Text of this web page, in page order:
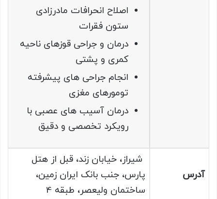
اصلاح انحرافات مادرزادی
ستون فقرات
درمان و جراحی قوزهای ناحیه
کمری و پشتی
انجام جراحی های پيشرفته
تومورهای مغزی
درمان آسيب های عصبی با
رويکرد تخصصی و دقيق
آدرس
شیراز، خیابان زند، قبل از هتل
پارس، جنب بانک ایران زمین،
ساختمان ولیعصر، طبقه 4